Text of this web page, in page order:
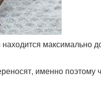
максимально
именно поэтому